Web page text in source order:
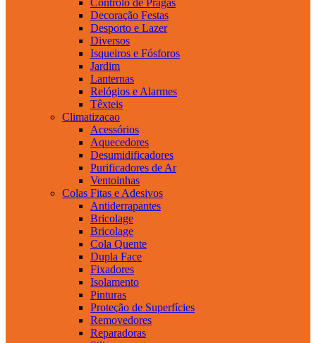
Decoração Festas
Desporto e Lazer
Diversos
Isqueiros e Fósforos
Jardim
Lanternas
Relógios e Alarmes
Têxteis
Climatizacao
Acessórios
Aquecedores
Desumidificadores
Purificadores de Ar
Ventoinhas
Colas Fitas e Adesivos
Antiderrapantes
Bricolage
Bricolage
Cola Quente
Dupla Face
Fixadores
Isolamento
Pinturas
Proteção de Superfícies
Removedores
Reparadoras